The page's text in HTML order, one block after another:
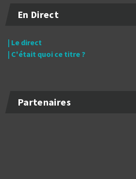
En Direct
| Le direct
| C'était quoi ce titre ?
Partenaires